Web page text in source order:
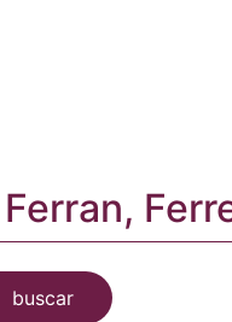
buscar